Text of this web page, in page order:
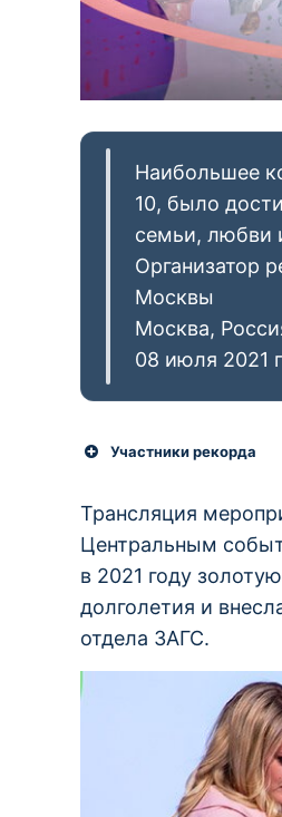
Наибольшее
10, было
семьи, любви
Организатор
Москвы
Москва,
08 июля 2021
Участники рекорда
Трансляция
Центральным
в 2021 году
долголетия и
отдела ЗАГС.